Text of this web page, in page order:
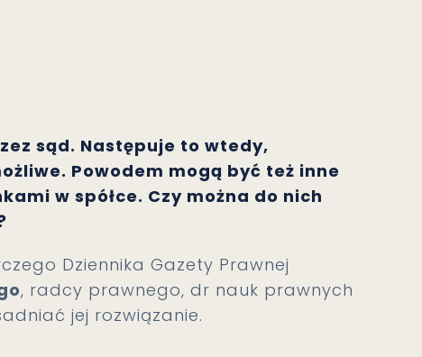
sąd. Następuje to wtedy,
Powodem mogą być też inne
w spółce. Czy można do nich
Dziennika Gazety Prawnej
, radcy prawnego, dr nauk prawnych
jej rozwiązanie.